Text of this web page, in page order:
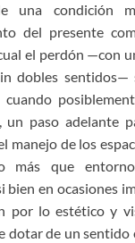
una condición
del presente
el perdón —con
dobles sentidos—
cuando
paso adelante
manejo de los
más que
bien en ocasiones
por lo estético y
dotar de un sentido